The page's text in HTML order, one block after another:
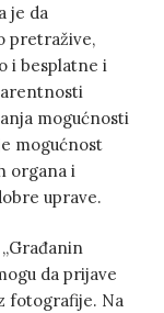
je da
pretražive,
i besplatne i
mogućnosti
mogućnost
organa i
uprave.
da prijave
fotografije. Na